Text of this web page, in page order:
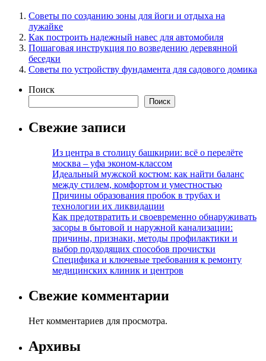
Советы по созданию зоны для йоги и отдыха на
лужайке
Как построить надежный навес для автомобиля
Пошаговая инструкция по возведению деревянной
беседки
Советы по устройству фундамента для садового домика
Поиск
Поиск
Свежие записи
Из центра в столицу башкирии: всё о перелёте
москва – уфа эконом-классом
Идеальный мужской костюм: как найти баланс
между стилем, комфортом и уместностью
Причины образования пробок в трубах и
технологии их ликвидации
Как предотвратить и своевременно обнаруживать
засоры в бытовой и наружной канализации:
причины, признаки, методы профилактики и
выбор подходящих способов прочистки
Специфика и ключевые требования к ремонту
медицинских клиник и центров
Свежие комментарии
Нет комментариев для просмотра.
Архивы